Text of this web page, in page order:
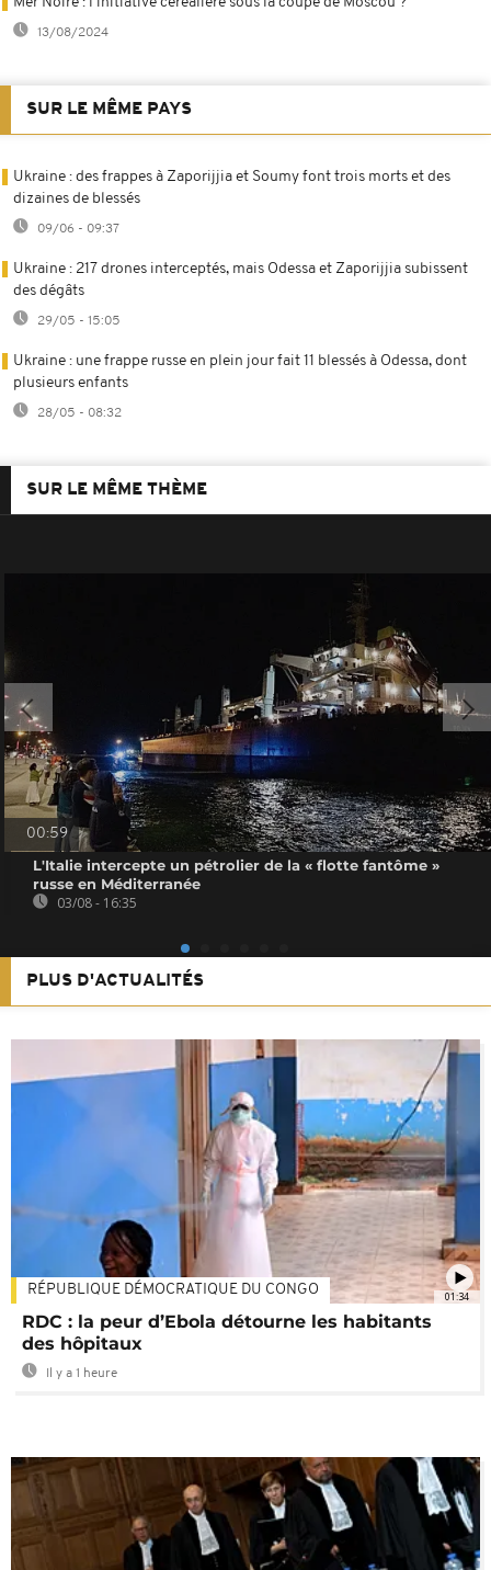
13/08/2024
SUR LE MÊME PAYS
Ukraine : des frappes à Zaporijjia et Soumy font trois morts et des
dizaines de blessés
09/06 - 09:37
Ukraine : 217 drones interceptés, mais Odessa et Zaporijjia subissent
des dégâts
29/05 - 15:05
Ukraine : une frappe russe en plein jour fait 11 blessés à Odessa, dont
plusieurs enfants
28/05 - 08:32
SUR LE MÊME THÈME
00:59
L'Italie intercepte un pétrolier de la « flotte fantôme »
russe en Méditerranée
03/08 - 16:35
PLUS D'ACTUALITÉS
01:34
RÉPUBLIQUE DÉMOCRATIQUE DU CONGO
RDC : la peur d’Ebola détourne les habitants
des hôpitaux
Il y a 1 heure